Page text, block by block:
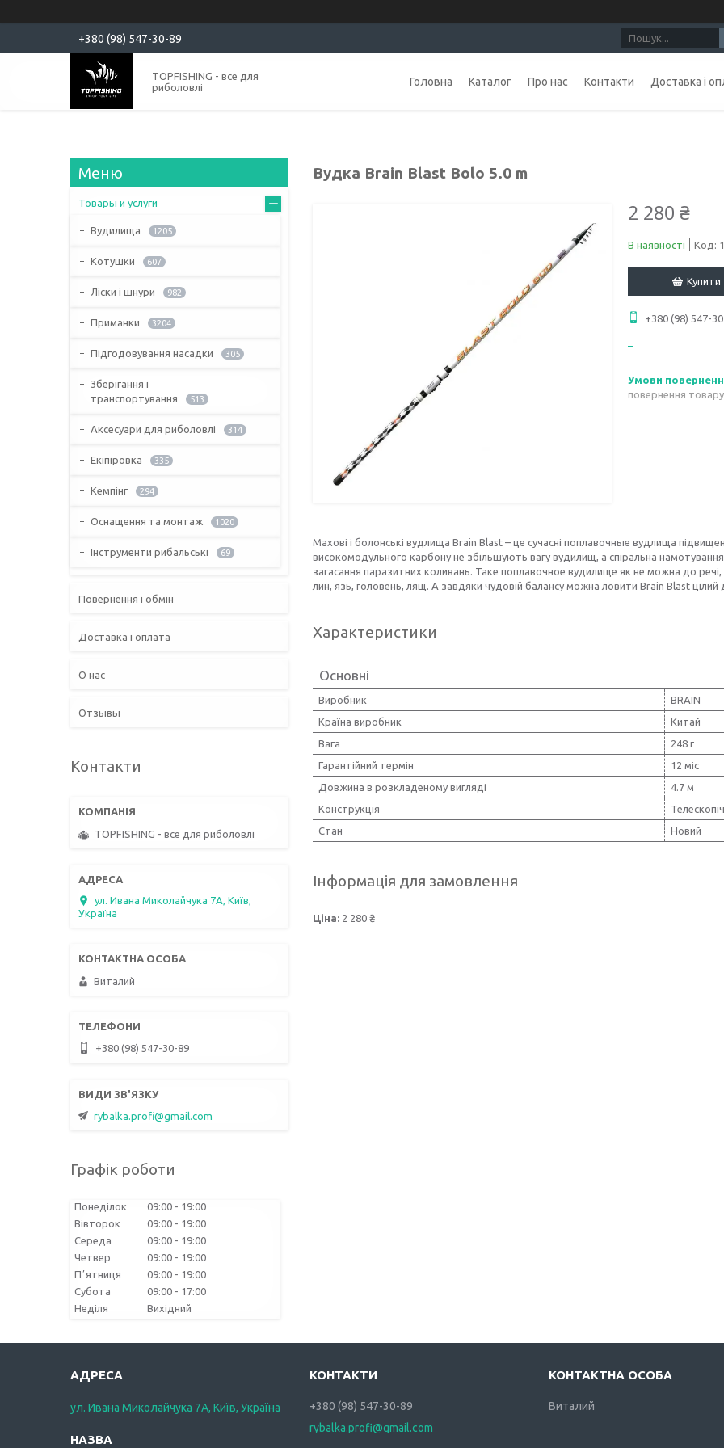
+380 (98) 547-30-89
TOPFISHING - все для
риболовлі
Головна Каталог Про нас Контакти Доставка і
Вудка Brain Blast Bolo 5.0 m
2 280 ₴
В наявності Код:
Купити
+380 (98) 547-
повернення
Махові і болонські вудлища Brain Blast – це сучасні поплавочные вудлища
високомодульного карбону не збільшують вагу вудилищ, а спіральна
загасання паразитних коливань. Таке поплавочное вудилище як не можна до
лин, язь, головень, лящ. А завдяки чудовій балансу можна ловити Brain Blast
Характеристики
Основні
Виробник
BRAIN
Країна виробник
Китай
Вага
248 г
Гарантійний термін
12 міс
Довжина в розкладеному вигляді
4.7 м
Конструкція
Стан
Новий
Інформація для замовлення
Ціна: 2 280 ₴
Товары и услуги
Вудилища 1205
Котушки 607
Ліски і шнури 982
Приманки 3204
Підгодовування насадки 305
Зберігання і
транспортування
513
Аксесуари для риболовлі 314
Екіпіровка 335
Кемпінг 294
Оснащення та монтаж 1020
Інструменти рибальські 69
Повернення і обмін
Доставка і оплата
О нас
Отзывы
Контакти
TOPFISHING - все для риболовлі
ул. Ивана Миколайчука 7А, Київ,
Україна
Виталий
+380 (98) 547-30-89
rybalka.profi@gmail.com
Графік роботи
Понеділок 09:00
19:00
Вівторок
09:00
19:00
Середа
09:00
19:00
Четвер
09:00
19:00
Пʼятниця
09:00
19:00
Субота
09:00
17:00
Неділя
Вихідний
ул. Ивана Миколайчука 7А, Київ, Україна
+380 (98) 547-30-89
rybalka.profi@gmail.com
Виталий